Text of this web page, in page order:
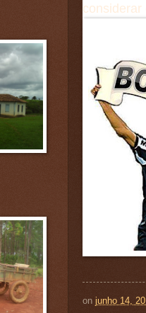
considerar
on junho 14,